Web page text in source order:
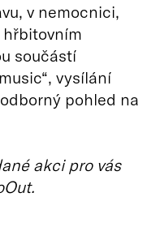
v nemocnici,
součástí
vysílání
pohled na
akci pro vás